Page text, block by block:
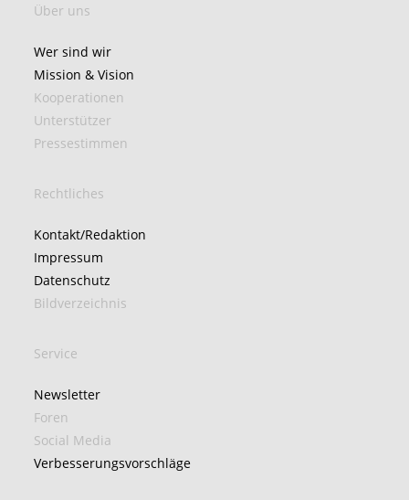
Über uns
Wer sind wir
Mission & Vision
Kooperationen
Unterstützer
Pressestimmen
Rechtliches
Kontakt/Redaktion
Impressum
Datenschutz
Bildverzeichnis
Service
Newsletter
Foren
Social Media
Verbesserungsvorschläge